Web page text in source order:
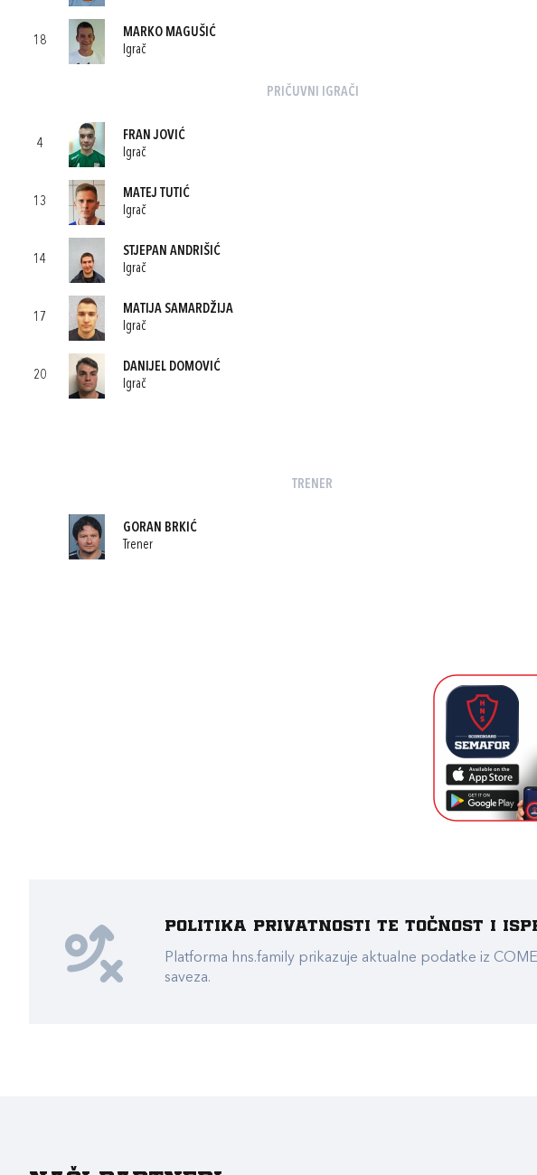
18
MARKO MAGUŠIĆ
Igrač
PRIČUVNI IGRAČI
4
FRAN JOVIĆ
Igrač
13
MATEJ TUTIĆ
Igrač
14
STJEPAN ANDRIŠIĆ
Igrač
17
MATIJA SAMARDŽIJA
Igrač
20
DANIJEL DOMOVIĆ
Igrač
TRENER
GORAN BRKIĆ
Trener
Politika privatnosti te točnost i
Platforma hns.family prikazuje aktualne podatke iz
saveza.